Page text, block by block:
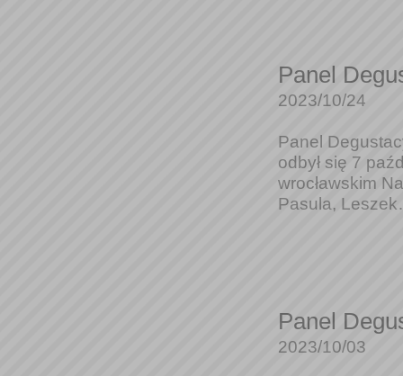
Panel
2023/10/24
Panel
odbył się 7
wrocławskim
Pasula,
Panel
2023/10/03